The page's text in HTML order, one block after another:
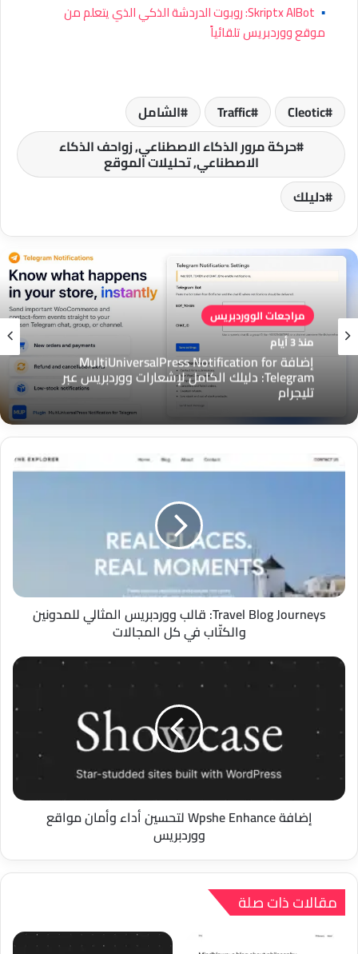
▪
Skriptx AIBot: روبوت الدردشة الذكي الذي يتعلم من
موقع ووردبريس تلقائياً
Cleotic
Traffic
الشامل
حركة مرور الذكاء الاصطناعي, زواحف الذكاء
الاصطناعي, تحليلات الموقع
دليلك
مراجعات الووردبريس
منذ 3 أيام
إضافة MultiUniversalPress Notification for
Telegram: دليلك الكامل لإشعارات ووردبريس عبر
تليجرام
Travel
Blog
والكتّاب
في
Travel Blog Journeys: قالب ووردبريس المثالي للمدونين
والكتّاب في كل المجالات
إضافة
Wpshe
لتحسين
أداء
ووردبريس
إضافة Wpshe Enhance لتحسين أداء وأمان مواقع
ووردبريس
مقالات ذات صلة